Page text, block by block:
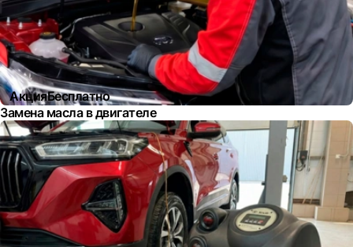
АкцияБесплатно
Замена масла в двигателе